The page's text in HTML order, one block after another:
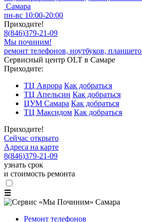
Самара
пн-вс 10:00-20:00
Приходите!
8(846)379-21-09
Мы починим!
ремонт телефонов, ноутбуков,
Сервисный центр OLT в Самаре
Приходите:
ТЦ Аврора Как добраться
ТЦ Апельсин Как добраться
ЦУМ Самара Как добраться
ТЦ Максидом Как добраться
Приходите!
Сейчас открыто
Адреса на карте
8(846)379-21-09
узнать срок
и стоимость ремонта
☰
Ремонт телефонов